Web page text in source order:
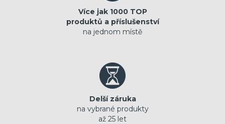
Více jak 1000 TOP
produktů a příslušenství
na jednom místě
Delší záruka
na vybrané produkty
až 25 let